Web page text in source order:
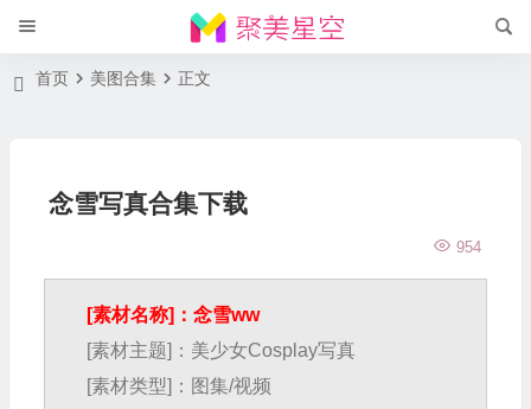
首页 美图合集 正文
念雪写真合集下载
954
[素材名称]：念雪ww
[素材主题]：美少女Cosplay写真
[素材类型]：图集/视频